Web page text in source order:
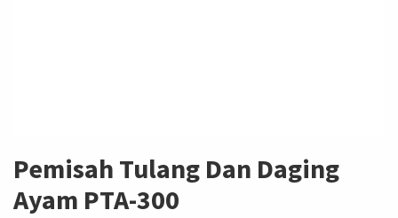
Pemisah Tulang Dan Daging
Ayam PTA-300